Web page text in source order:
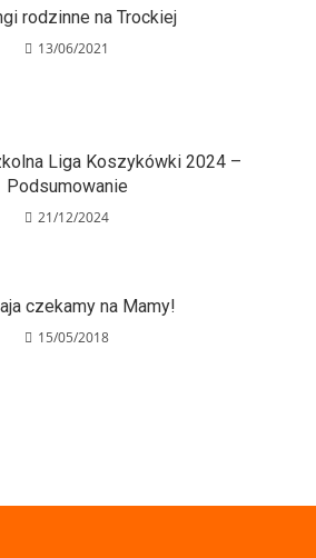
rodzinne na Trockiej
13/06/2021
Liga Koszykówki 2024 –
Podsumowanie
21/12/2024
czekamy na Mamy!
15/05/2018